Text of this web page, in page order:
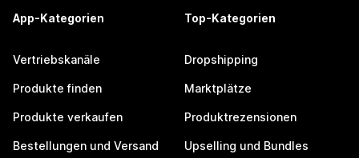
App-Kategorien
Vertriebskanäle
Produkte finden
Produkte verkaufen
Bestellungen und Versand
Top-Kategorien
Dropshipping
Marktplätze
Produktrezensionen
Upselling und Bundles